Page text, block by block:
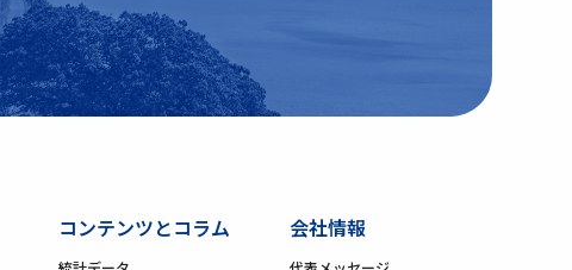
コンテンツとコラム 会社情報